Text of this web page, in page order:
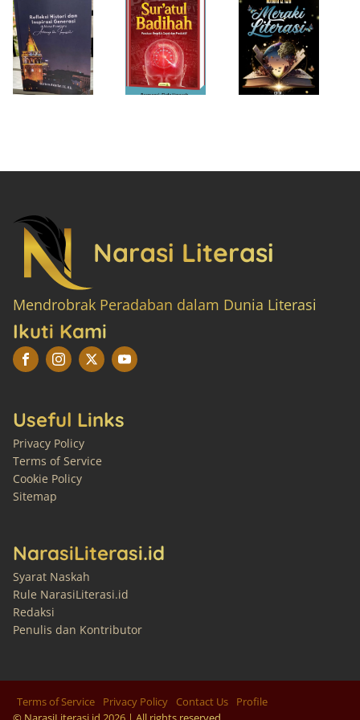
Narasi Literasi
Mendrobrak Peradaban dalam Dunia Literasi
Ikuti Kami
Useful Links
Privacy Policy
Terms of Service
Cookie Policy
Sitemap
NarasiLiterasi.id
Syarat Naskah
Rule NarasiLiterasi.id
Redaksi
Penulis dan Kontributor
Terms of Service Privacy Policy Contact Us Profile